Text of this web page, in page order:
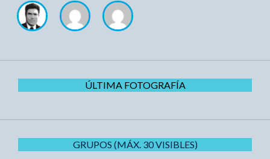
ÚLTIMA FOTOGRAFÍA
GRUPOS (MÁX. 30 VISIBLES)